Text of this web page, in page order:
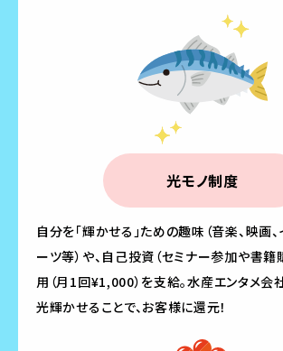
光モノ制度
自分を「輝かせる」ための趣味（音楽、映画、
ーツ等）や、自己投資（セミナー参加や書籍
用（月1回¥1,000）を支給。水産エンタメ会
光輝かせることで、お客様に還元！